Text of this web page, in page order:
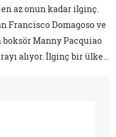
en az onun kadar ilginç.
Francisco Domagoso ve
Manny Pacquiao
alıyor. İlginç bir ülke...